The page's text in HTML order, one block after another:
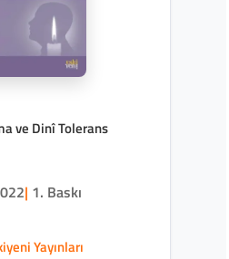
ve Dinî Tolerans
| 1. Baskı
Yayınları